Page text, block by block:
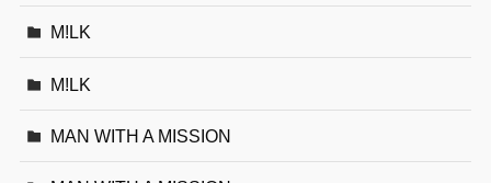
M!LK
M!LK
MAN WITH A MISSION